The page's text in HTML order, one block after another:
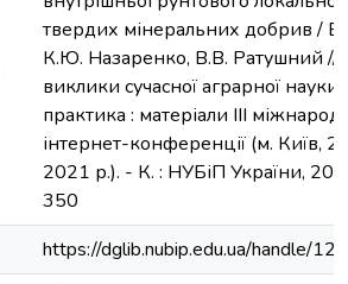
твердих мінеральних добрив /
К.Ю. Назаренко, В.В. Ратушний //
виклики сучасної аграрної науки:
практика : матеріали IIІ
інтернет-конференції (м. Київ,
2021 р.). - К. : НУБіП України,
350
https://dglib.nubip.edu.ua/handle/